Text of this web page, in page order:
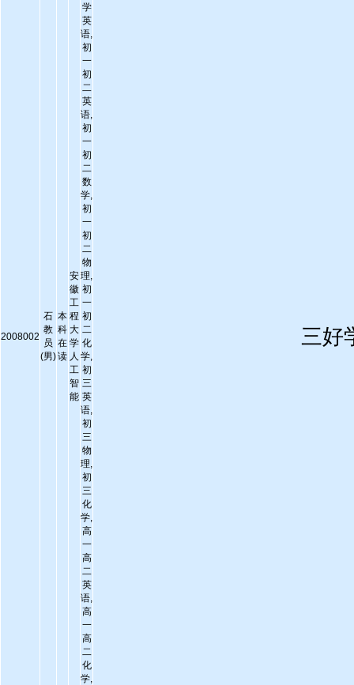
2008002
石
教
员
(男)
本
科
在
读
安
徽
工
程
大
学
人
工
智
能
学
英
语,
初
一
初
二
英
语,
初
一
初
二
数
学,
初
一
初
二
物
理,
初
一
初
二
化
学,
初
三
英
语,
初
三
物
理,
初
三
化
学,
高
一
高
二
英
语,
高
一
高
二
化
学,
三好